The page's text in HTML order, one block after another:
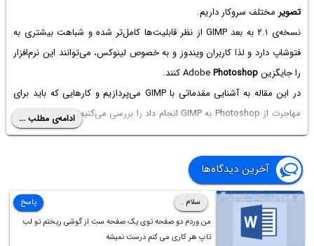
تصویر مختلف سروکار داریم.
نسخه‌ی ۲.۱ به بعد GIMP از نظر قابلیت‌ها کامل‌تر شده و شباهت بیشتری به
فتوشاپ دارد و لذا کاربران ویندوز و به خصوص لینوکس، می‌توانند این نرم‌افزار
را جایگزین AdobePhotoshop
کنند.
در این مقاله به آشنایی مقدماتی با GIMP می‌پردازیم و کارهایی که باید برای
مهاجرت از Photoshop‌ به GIMP انجام داد را بررسی می‌کنیم تا هر چه سریع‌تر
به محیط این نرم‌افزار و استفاده از آن عادت کنید.
ادامه‌ی مطلب ...
آخرین دیدگاه‌ها
سلام .
من وردم دو صفحه توی یک صفحه ست از گوشی ریختم تو لب
تاپ هر کاری می کنم درست نمیشه
پاسخ